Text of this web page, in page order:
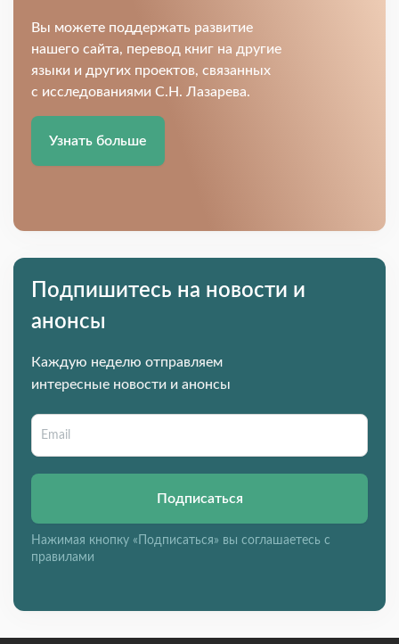
Вы можете поддержать развитие
нашего сайта, перевод книг на другие
языки и других проектов, связанных
с исследованиями С.Н. Лазарева.
Узнать больше
Подпишитесь на новости и
анонсы
Каждую неделю отправляем
интересные новости и анонсы
Подписаться
Нажимая кнопку «Подписаться» вы соглашаетесь с
правилами